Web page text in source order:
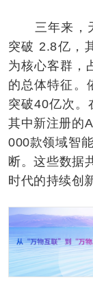
三年来，天
突破 2.8亿，
为核心客群，
的总体特征。
突破40亿次。
其中新注册的
000款领域智
断。这些数据
时代的持续创